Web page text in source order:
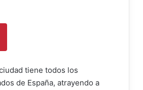
tiene todos los
de España, atrayendo a